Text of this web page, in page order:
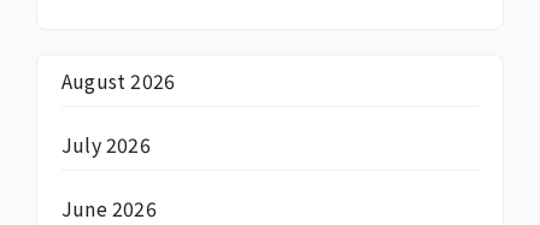
August 2026
July 2026
June 2026